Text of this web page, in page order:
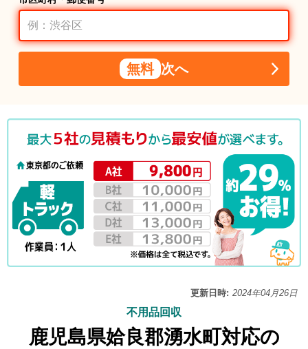
無料 次へ
更新日時: 2024年04月26日
不用品回収
鹿児島県姶良郡湧水町対応の